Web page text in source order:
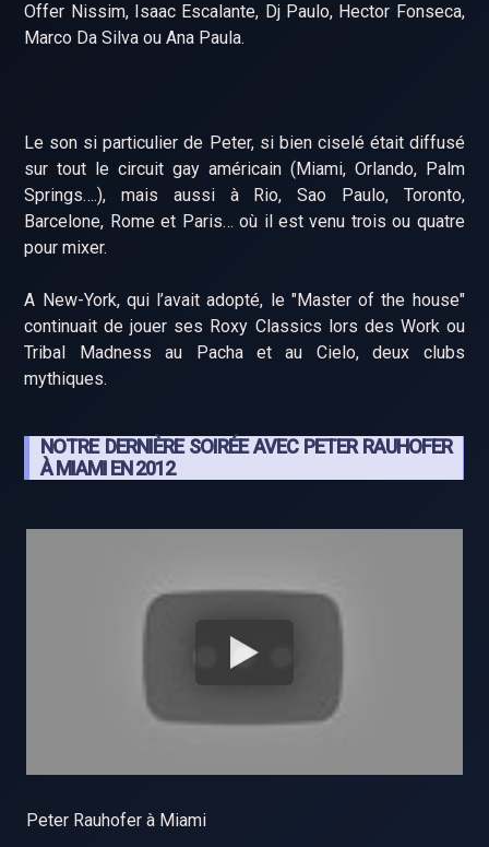
Offer Nissim, Isaac Escalante, Dj Paulo, Hector Fonseca,
Marco Da Silva ou Ana Paula.
Le son si particulier de Peter, si bien ciselé était diffusé
sur tout le circuit gay américain (Miami, Orlando, Palm
Springs….), mais aussi à Rio, Sao Paulo, Toronto,
Barcelone, Rome et Paris… où il est venu trois ou quatre
pour mixer.
A New-York, qui l’avait adopté, le "Master of the house"
continuait de jouer ses Roxy Classics lors des Work ou
Tribal Madness au Pacha et au Cielo, deux clubs
mythiques.
NOTRE DERNIÈRE SOIRÉE AVEC PETER RAUHOFER
À MIAMI EN 2012
Peter Rauhofer à Miami